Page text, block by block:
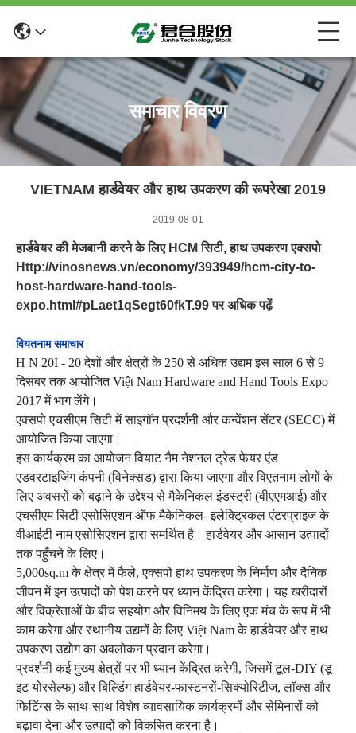
समाचार विवरण
VIETNAM हार्डवेयर और हाथ उपकरण की रूपरेखा 2019
2019-08-01
हार्डवेयर की मेजबानी करने के लिए HCM सिटी, हाथ उपकरण एक्सपो
Http://vinosnews.vn/economy/393949/hcm-city-to-
host-hardware-hand-tools-
expo.html#pLaet1qSegt60fkT.99 पर अधिक पढ़ें
वियतनाम समाचार
H N 20I - 20 देशों और क्षेत्रों के 250 से अधिक उद्यम इस साल 6 से 9
दिसंबर तक आयोजित Việt Nam Hardware and Hand Tools Expo
2017 में भाग लेंगे।
एक्सपो एचसीएम सिटी में साइगॉन प्रदर्शनी और कन्वेंशन सेंटर (SECC) में
आयोजित किया जाएगा।
इस कार्यक्रम का आयोजन वियाट नैम नेशनल ट्रेड फेयर एंड
एडवरटाइजिंग कंपनी (विनेक्सड) द्वारा किया जाएगा और विएतनाम लोगों के
लिए अवसरों को बढ़ाने के उद्देश्य से मैकेनिकल इंडस्ट्री (वीएएमआई) और
एचसीएम सिटी एसोसिएशन ऑफ मैकेनिकल- इलेक्ट्रिकल एंटरप्राइज के
वीआईटी नाम एसोसिएशन द्वारा समर्थित है। हार्डवेयर और आसान उत्पादों
तक पहुँचने के लिए।
5,000sq.m के क्षेत्र में फैले, एक्सपो हाथ उपकरण के निर्माण और दैनिक
जीवन में इन उत्पादों को पेश करने पर ध्यान केंद्रित करेगा। यह खरीदारों
और विक्रेताओं के बीच सहयोग और विनिमय के लिए एक मंच के रूप में भी
काम करेगा और स्थानीय उद्यमों के लिए Việt Nam के हार्डवेयर और हाथ
उपकरण उद्योग का अवलोकन प्रदान करेगा।
प्रदर्शनी कई मुख्य क्षेत्रों पर भी ध्यान केंद्रित करेगी, जिसमें टूल-DIY (डू
इट योरसेल्फ) और बिल्डिंग हार्डवेयर-फास्टनरों-सिक्योरिटीज, लॉक्स और
फिटिंग्स के साथ-साथ विशेष व्यावसायिक कार्यक्रमों और सेमिनारों को
बढ़ावा देना और उत्पादों को विकसित करना है।